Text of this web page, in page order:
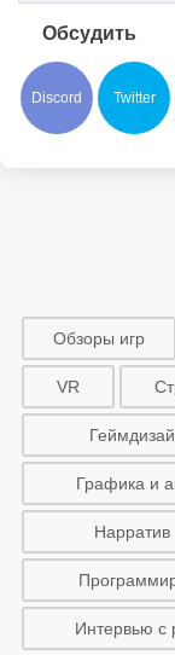
Обсудить
Discord Twitter
Обзоры игр
VR
Графика и
Нарратив
Интервью с